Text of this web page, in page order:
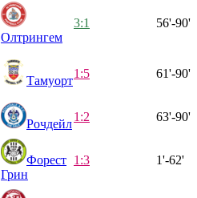
Олтрингем
3:1 56'-90'
Тамуорт
1:5 61'-90'
Рочдейл
1:2 63'-90'
Форест
Грин
1:3 1'-62'